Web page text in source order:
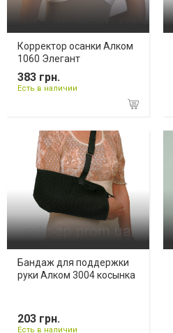
Корректор осанки Алком
1060 Элегант
383 грн.
Есть в наличии
Бандаж для поддержки
руки Алком 3004 косынка
203 грн.
Есть в наличии